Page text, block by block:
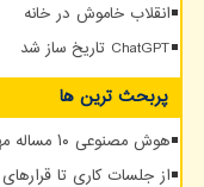
انقلاب خاموش در خانه
ChatGPT تاریخ ساز شد
پربحث ترین ها
هوش مصنوعی ۱۰ مساله مهم ریاضی و کوانتوم را حل کرد
از جلسات کاری تا